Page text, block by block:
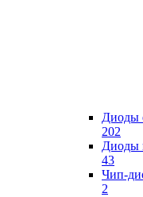
Диоды
202
Диоды
43
Чип-
2